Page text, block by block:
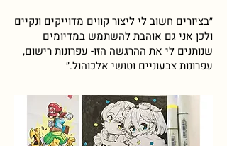
״בציורים חשוב לי ליצור קווים מדוייקים ונקיים
ולכן אני גם אוהבת להשתמש במדיומים
שנותנים לי את ההרגשה הזו- עפרונות רישום,
עפרונות צבעוניים וטושי אלכוהול.״